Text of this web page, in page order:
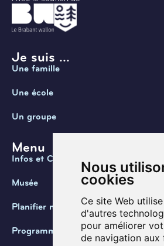
Nous
cookies
Ce site Web
d'autres
pour améliorer
de navigation aux
Je suis ...
Une famille
Une école
Un groupe
Menu
Infos et Contact
Musée
Planifier ma visite
Programmation